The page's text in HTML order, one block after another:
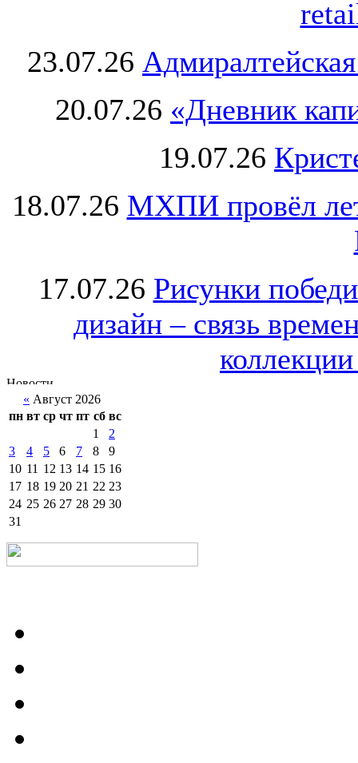
23.07.26
20.07.26 «Дневник
19.07.26
18.07.26 МХПИ провёл
17.07.26 Рисунки
дизайн – связь
« Август 2026
пн вт ср чт пт сб вс
1
2
3
4 5 6 7 8
9
10 11 12 13 14 15 16
17 18 19 20 21 22 23
24 25 26 27 28 29 30
31